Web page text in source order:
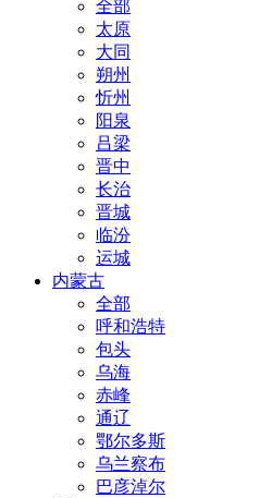
全部
太原
大同
朔州
忻州
阳泉
吕梁
晋中
长治
晋城
临汾
运城
内蒙古
全部
呼和浩特
包头
乌海
赤峰
通辽
鄂尔多斯
乌兰察布
巴彦淖尔